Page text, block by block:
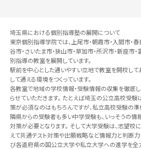
埼玉県における個別指導塾の展開について
東京個別指導学院では、上尾市・朝霞市・入間市・春
谷市・さいたま市・狭山市・草加市・所沢市・新座市
別指導の教室を展開しています。
駅前を中心とした通いやすい立地で教室を開校して
して通える環境をつくっています。
各教室で地域の学校情報・受験情報の収集を徹底
らせていただきます。 たとえば埼玉の公立高校受
策が必須なのはもちろんですが、私立高校受験の準
隣県からの受験者も多い中学受験も、いっそうの
対策が必要となります。 そして大学受験は、志望
えて共通テスト対策や出願戦略など情報力と判断力
び各道府県の国公立大学や私立大学への進学を全力